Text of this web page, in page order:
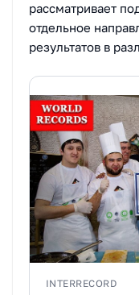
рассматривает
отдельное
результатов в
INTERRECORD